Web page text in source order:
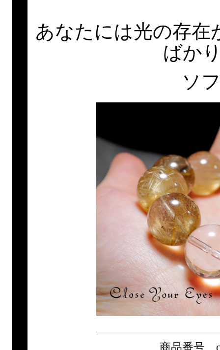
あなたには光の存在
ばか
ソ
商品番号